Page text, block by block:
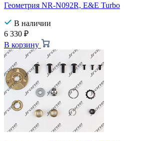
Геометрия NR-N092R, E&E Turbo
В наличии
6 330 ₽
В корзину